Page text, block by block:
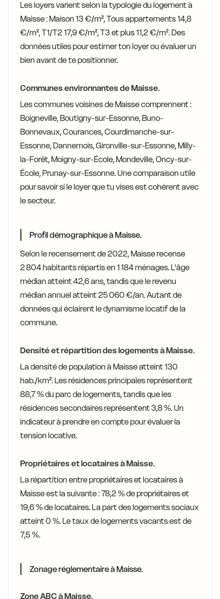
Les loyers varient selon la typologie du logement à
Maisse : Maison 13 €/m², Tous appartements 14,8
€/m², T1/T2 17,9 €/m², T3 et plus 11,2 €/m². Des
données utiles pour estimer ton loyer ou évaluer un
bien avant de te positionner.
Communes environnantes de Maisse.
Les communes voisines de Maisse comprennent :
Boigneville, Boutigny-sur-Essonne, Buno-
Bonnevaux, Courances, Courdimanche-sur-
Essonne, Dannemois, Gironville-sur-Essonne, Milly-
la-Forêt, Moigny-sur-École, Mondeville, Oncy-sur-
École, Prunay-sur-Essonne. Une comparaison utile
pour savoir si le loyer que tu vises est cohérent avec
le secteur.
Profil démographique à Maisse.
Selon le recensement de 2022, Maisse recense
2 804 habitants répartis en 1 184 ménages. L'âge
médian atteint 42,6 ans, tandis que le revenu
médian annuel atteint 25 060 €/an. Autant de
données qui éclairent le dynamisme locatif de la
commune.
Densité et répartition des logements à Maisse.
La densité de population à Maisse atteint 130
hab./km². Les résidences principales représentent
88,7 % du parc de logements, tandis que les
résidences secondaires représentent 3,8 %. Un
indicateur à prendre en compte pour évaluer la
tension locative.
Propriétaires et locataires à Maisse.
La répartition entre propriétaires et locataires à
Maisse est la suivante : 78,2 % de propriétaires et
19,6 % de locataires. La part des logements sociaux
atteint 0 %. Le taux de logements vacants est de
7,5 %.
Zonage réglementaire à Maisse.
Zone ABC à Maisse.